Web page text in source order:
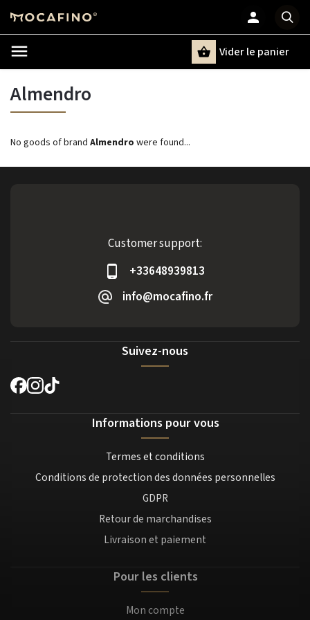
Chercher
Vider le panier
Almendro
No goods of brand Almendro were found...
Customer support:
+33648939813
info@mocafino.fr
Suivez-nous
Informations pour vous
Termes et conditions
Conditions de protection des données personnelles
GDPR
Retour de marchandises
Livraison et paiement
Pour les clients
Mon compte